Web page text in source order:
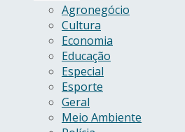
Agronegócio
Cultura
Economia
Educação
Especial
Esporte
Geral
Meio Ambiente